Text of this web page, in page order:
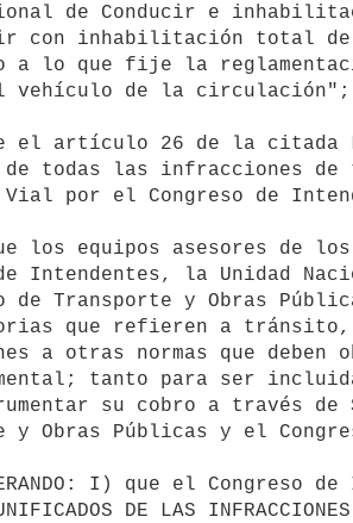
de Conducir e
con inhabilitación total
a lo que fije la
vehículo de la circulación";
de todas las infracciones
Vial por el Congreso de
de Intendentes, la Unidad
Transporte y Obras
que refieren a tránsito,
a otras normas que
tanto para ser
su cobro a través
y Obras Públicas y el
UNIFICADOS DE LAS